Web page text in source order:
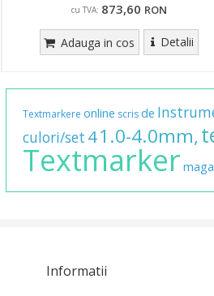
cu TVA: 873,60 RON
Adauga in cos Detalii
Textmarkere online scrisde
culori/set 41.0-4.0mm,
Textmarker
Informatii